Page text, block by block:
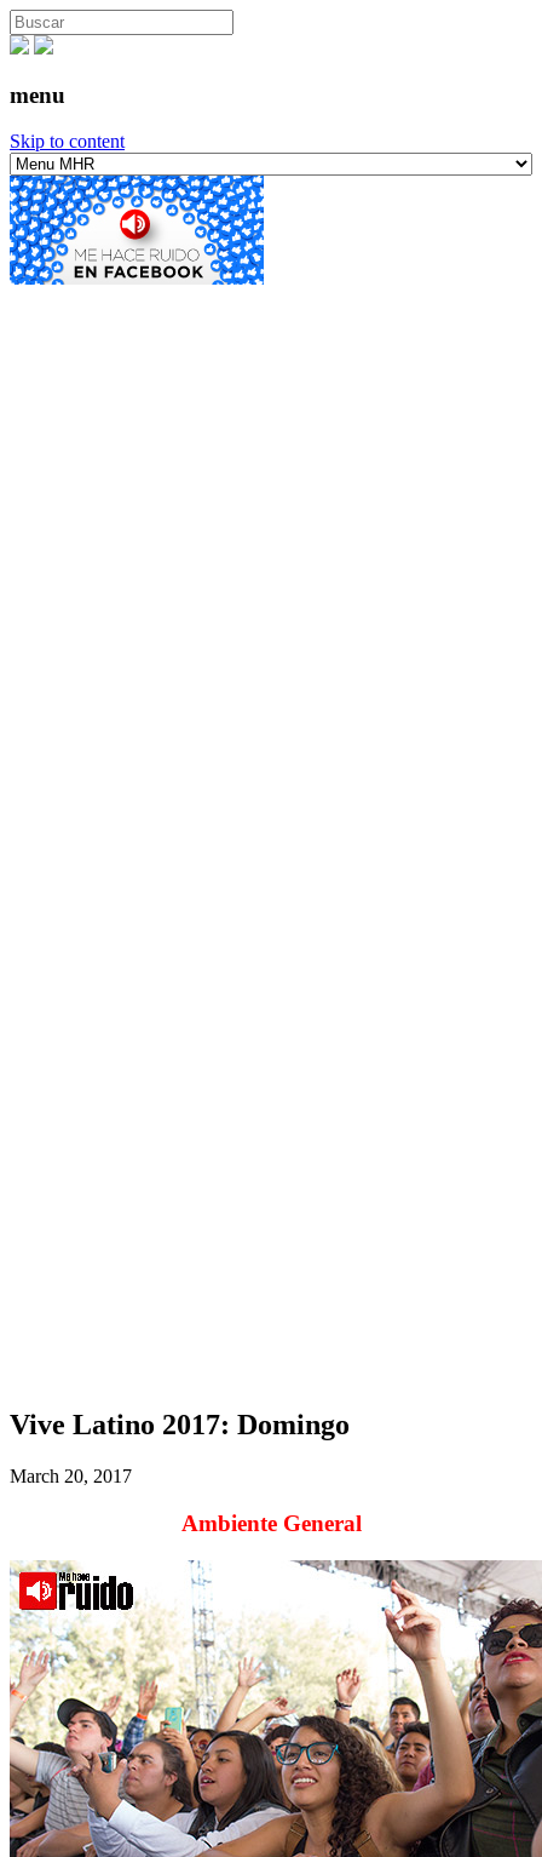
menu
Skip to content
Vive Latino 2017: Domingo
March 20, 2017
Ambiente General